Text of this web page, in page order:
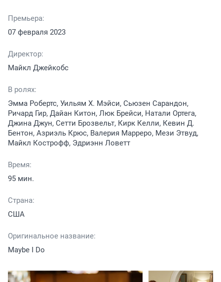
Премьера:
07 февраля 2023
Директор:
Майкл Джейкобс
В ролях:
Эмма Робертс, Уильям Х. Мэйси, Сьюзен Сарандон,
Ричард Гир, Дайан Китон, Люк Брейси, Натали Ортега,
Джина Джун, Сетти Брозвельт, Кирк Келли, Кевин Д.
Бентон, Азриэль Крюс, Валерия Марреро, Мези Этвуд,
Майкл Кострофф, Эдриэнн Ловетт
Время:
95 мин.
Страна:
США
Оригинальное название:
Maybe I Do